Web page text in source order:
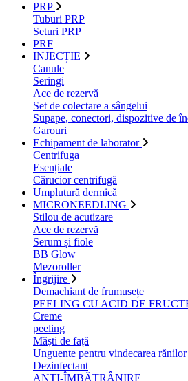
PRP
Tuburi PRP
Seturi PRP
PRF
INJECȚIE
Canule
Seringi
Ace de rezervă
Set de colectare a sângelui
Supape, conectori, dispozitive de
Garouri
Echipament de laborator
Centrifuga
Esențiale
Cărucior centrifugă
Umplutură dermică
MICRONEEDLING
Stilou de acutizare
Ace de rezervă
Serum și fiole
BB Glow
Mezoroller
Îngrijire
Demachiant de frumusețe
PEELING CU ACID DE
Creme
peeling
Măști de față
Unguente pentru vindecarea rănilor
Dezinfectant
ANTI-ÎMBĂTRÂNIRE